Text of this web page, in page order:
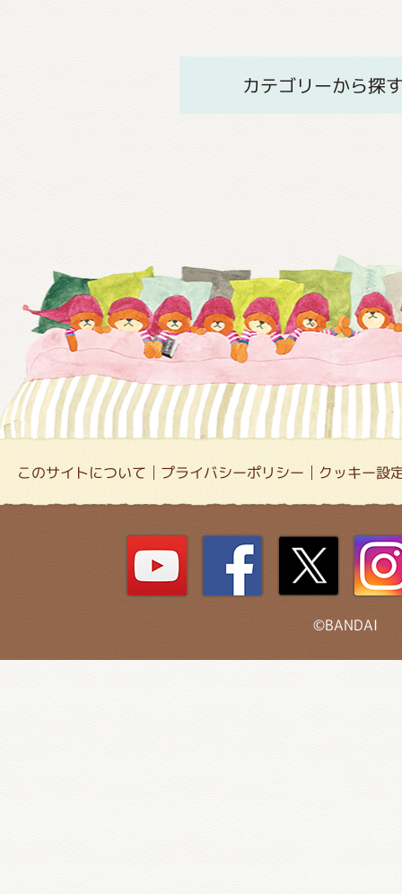
カテゴリーから探
このサイトについて プライバシーポリシー クッキー設
©BANDAI